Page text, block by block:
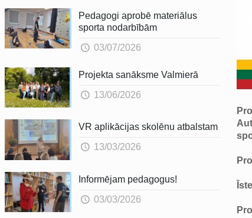
Pedagogi aprobē materiālus
sporta nodarbībām
03/07/2026
Projekta sanāksme Valmierā
13/06/2026
VR aplikācijas skolēnu atbalstam
13/03/2026
Informējam pedagogus!
03/03/2026